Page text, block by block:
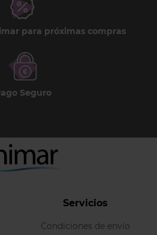
para próximas compras
Seguro
Servicios
Condiciones de envío